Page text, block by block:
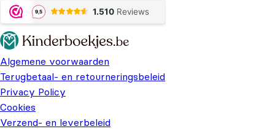
Algemene voorwaarden
Terugbetaal- en retourneringsbeleid
Privacy Policy
Cookies
Verzend- en leverbeleid